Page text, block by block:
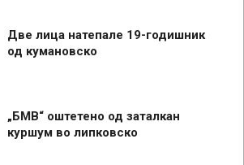
Две лица натепале 19-годишник
од кумановско
„БМВ“ оштетено од заталкан
куршум во липковско